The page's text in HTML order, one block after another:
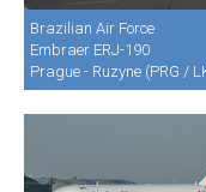
Brazilian Air Force
Embraer ERJ-190
Prague - Ruzyne (PRG /